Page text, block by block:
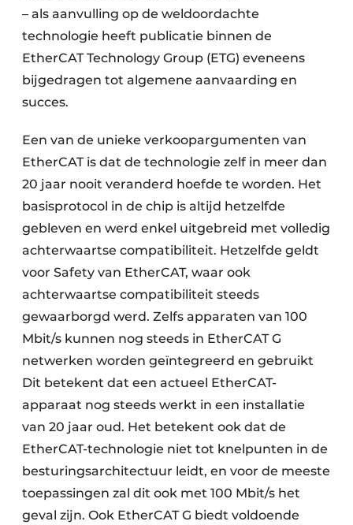
– als aanvulling op de weldoordachte
technologie heeft publicatie binnen de
EtherCAT Technology Group (ETG) eveneens
bijgedragen tot algemene aanvaarding en
succes.
Een van de unieke verkoopargumenten van
EtherCAT is dat de technologie zelf in meer dan
20 jaar nooit veranderd hoefde te worden. Het
basisprotocol in de chip is altijd hetzelfde
gebleven en werd enkel uitgebreid met volledig
achterwaartse compatibiliteit. Hetzelfde geldt
voor Safety van EtherCAT, waar ook
achterwaartse compatibiliteit steeds
gewaarborgd werd. Zelfs apparaten van 100
Mbit/s kunnen nog steeds in EtherCAT G
netwerken worden geïntegreerd en gebruikt
Dit betekent dat een actueel EtherCAT-
apparaat nog steeds werkt in een installatie
van 20 jaar oud. Het betekent ook dat de
EtherCAT-technologie niet tot knelpunten in de
besturingsarchitectuur leidt, en voor de meeste
toepassingen zal dit ook met 100 Mbit/s het
geval zijn. Ook EtherCAT G biedt voldoende